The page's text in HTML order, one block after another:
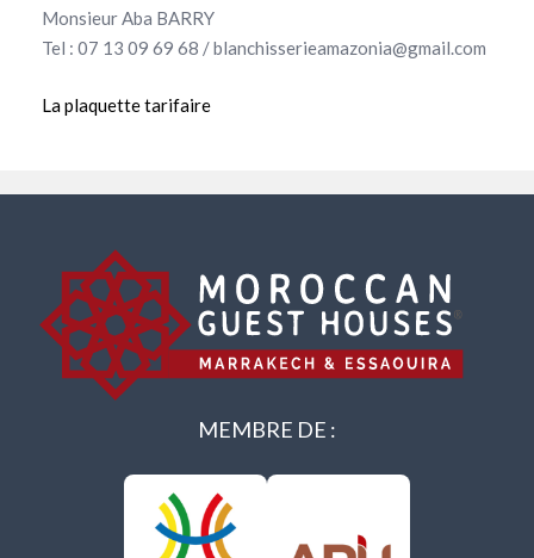
Monsieur Aba BARRY
Tel : 07 13 09 69 68 / blanchisserieamazonia@gmail.com
La plaquette tarifaire
MEMBRE DE :